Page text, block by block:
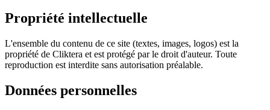
Propriété intellectuelle
L'ensemble du contenu de ce site (textes, images, logos) est la
propriété de Cliktera et est protégé par le droit d'auteur. Toute
reproduction est interdite sans autorisation préalable.
Données personnelles